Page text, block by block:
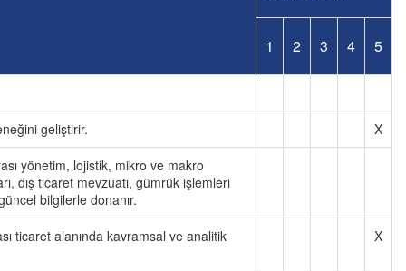
1 2 3 4 5
geliştirir.
X
yönetim, lojistik, mikro ve makro
dış ticaret mevzuatı, gümrük işlemleri
bilgilerle donanır.
ticaret alanında kavramsal ve analitik
X